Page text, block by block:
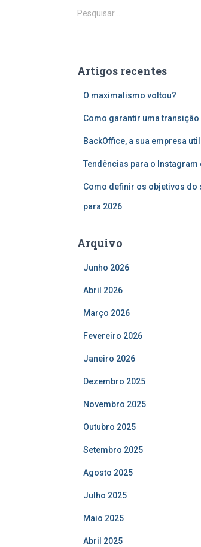
P
e
i
Pesquisar …
Artigos recentes
O maximalismo voltou?
Como garantir uma transição
BackOffice, a sua empresa
Tendências para o Instagram
Como definir os objetivos do
para 2026
Arquivo
Junho 2026
Abril 2026
Março 2026
Fevereiro 2026
Janeiro 2026
Dezembro 2025
Novembro 2025
Outubro 2025
Setembro 2025
Agosto 2025
Julho 2025
Maio 2025
Abril 2025